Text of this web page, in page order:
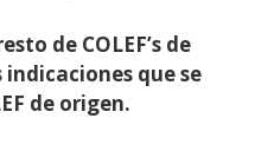
de COLEF’s de
indicaciones que se
de origen.